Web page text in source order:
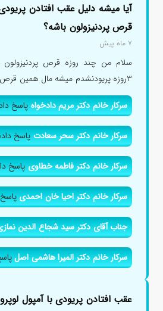
آیا میشه دلیل عقب افتادن
قرص پردنیزولون باشه؟
۷ ماه پیش
۳روزه پریودنشدم میشه مال همین قرص باشه...
سرکار خانم دکتر مریم دادخواهپاسخ
سرکار خانم دکتر سحر سعادتپاسخ
سرکار خانم دکتر فاطمه خطاویپاسخ
سرکار خانم دکتر احیا خان احمدیپاسخ
جناب آقای دکتر سید شجاع الدین
سرکار خانم دکتر المیرا هاشمی اصل
عقب افتادن پریودی با آمپول